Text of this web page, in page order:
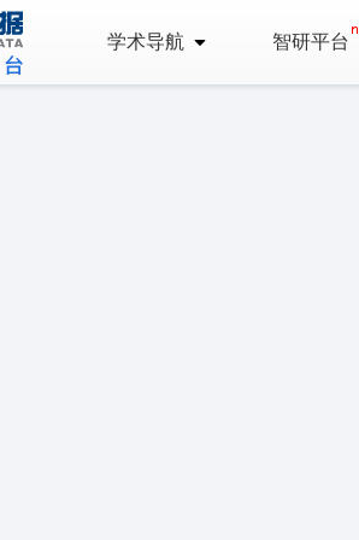
学术导航 智研平台